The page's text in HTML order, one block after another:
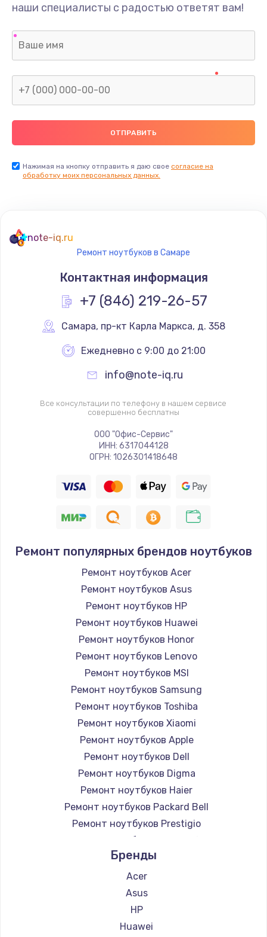
наши специалисты с радостью ответят вам!
Нажимая на кнопку отправить я даю свое согласие на
обработку моих персональных данных.
note-iq.ru
Ремонт ноутбуков в Самаре
Контактная информация
+7 (846) 219-26-57
Самара, пр-кт Карла Маркса, д. 358
Ежедневно с 9:00 до 21:00
info@note-iq.ru
Все консультации по телефону в нашем сервисе
совершенно бесплатны
ООО "Офис-Сервис"
ИНН: 6317044128
ОГРН: 1026301418648
Ремонт популярных брендов ноутбуков
Ремонт ноутбуков Acer
Ремонт ноутбуков Asus
Ремонт ноутбуков HP
Ремонт ноутбуков Huawei
Ремонт ноутбуков Honor
Ремонт ноутбуков Lenovo
Ремонт ноутбуков MSI
Ремонт ноутбуков Samsung
Ремонт ноутбуков Toshiba
Ремонт ноутбуков Xiaomi
Ремонт ноутбуков Apple
Ремонт ноутбуков Dell
Ремонт ноутбуков Digma
Ремонт ноутбуков Haier
Ремонт ноутбуков Packard Bell
Ремонт ноутбуков Prestigio
Ремонт ноутбуков Microsoft
Ремонт ноутбуков Alienware
Ремонт ноутбуков Aquarius
Ремонт ноутбуков Gigabyte
Ремонт ноутбуков Aorus
Ремонт ноутбуков Maibenben
Бренды
Acer
Asus
HP
Huawei